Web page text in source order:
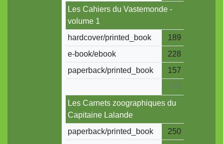
Les Cahiers du Vastemonde -
volume 1
hardcover/printed_book
189
e-book/ebook
228
paperback/printed_book
157
574
Les Carnets zoographiques du
Capitaine Lalande
paperback/printed_book
250